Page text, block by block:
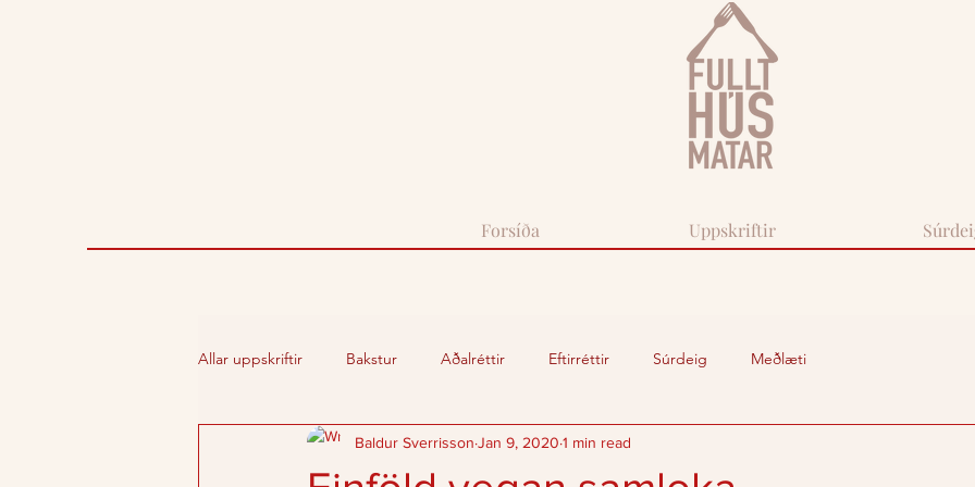
Forsíða Uppskriftir
Allar uppskriftir Bakstur Aðalréttir Eftirréttir Súrdeig Meðlæti
Baldur Sverrisson Jan 9, 2020 1 min read